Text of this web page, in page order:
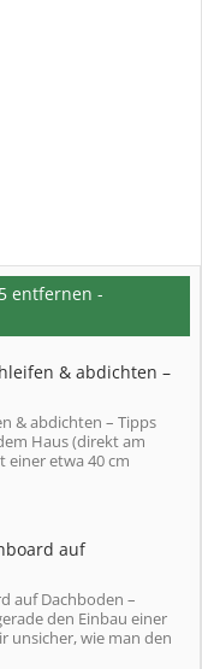
entfernen -
& abdichten –
& abdichten – Tipps
Haus (direkt am
einer etwa 40 cm
auf
auf Dachboden –
den Einbau einer
unsicher, wie man den